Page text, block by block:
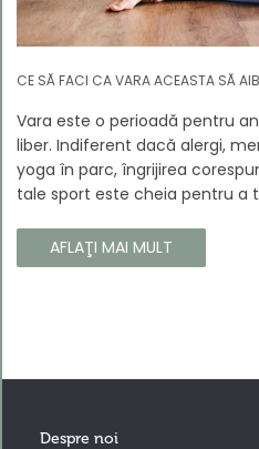
CE SĂ FACI CA VARA ACEASTA SĂ
Vara este o perioadă pentru
liber. Indiferent dacă alergi,
yoga în parc, îngrijirea
tale sport este cheia pentru a
cum să vă îngrijiți corect
să își păstreze proprietățile
AFLAŢI MAI MULT
Despre noi